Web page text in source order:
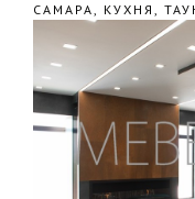
САМАРА, КУХНЯ,